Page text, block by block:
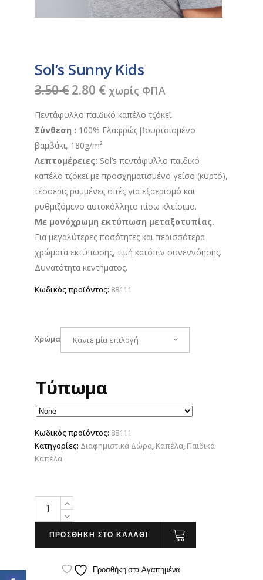
Sol’s Sunny Kids
3.50€ Original
was:
3.50 €.
2.80 €Η
τιμή
είναι:
2.80 €.
χωρίς ΦΠΑ
Πεντάφυλλο παιδικό καπέλο τζόκεϊ
Σύνθεση : 100% Ελαφρώς βουρτσισμένο
βαμβάκι, 180g/m²
Λεπτομέρειες: Sol’s πεντάφυλλο παιδικό
καπέλο τζόκεϊ με προσχηματισμένο γείσο (κυρτό),
τέσσερις ραμμένες οπές για εξαερισμό και
ρυθμιζόμενο αυτοκόλλητο πίσω κλείσιμο.
Με μονόχρωμη εκτύπωση μεταξοτυπίας.
Για μεγαλύτερες ποσότητες και περισσότερα
χρώματα εκτύπωσης, τιμή κατόπιν συνεννόησης.
Δυνατότητα κεντήματος.
Κωδικός προϊόντος: 88111
Χρώμα Κάντε μία επιλογή
Τύπωμα
Κωδικός προϊόντος: 88111
Κατηγορίες: Διαφημιστικά Δώρα Καπέλα Παιδικά
Καπέλα
Sol's
quantity
ΠΡΟΣΘΗΚΗ ΣΤΟ ΚΑΛΑΘΙ
Προσθήκη στα Αγαπημένα